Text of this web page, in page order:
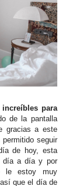
increíbles para
de la pantalla
gracias a este
seguir
de hoy, esta
día a día y por
le estoy muy
que el día de